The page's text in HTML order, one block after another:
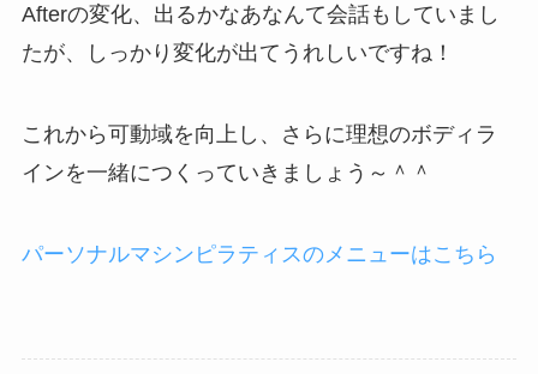
Afterの変化、出るかなあなんて会話もしていまし
たが、しっかり変化が出てうれしいですね！
これから可動域を向上し、さらに理想のボディラ
インを一緒につくっていきましょう～＾＾
パーソナルマシンピラティスのメニューはこちら